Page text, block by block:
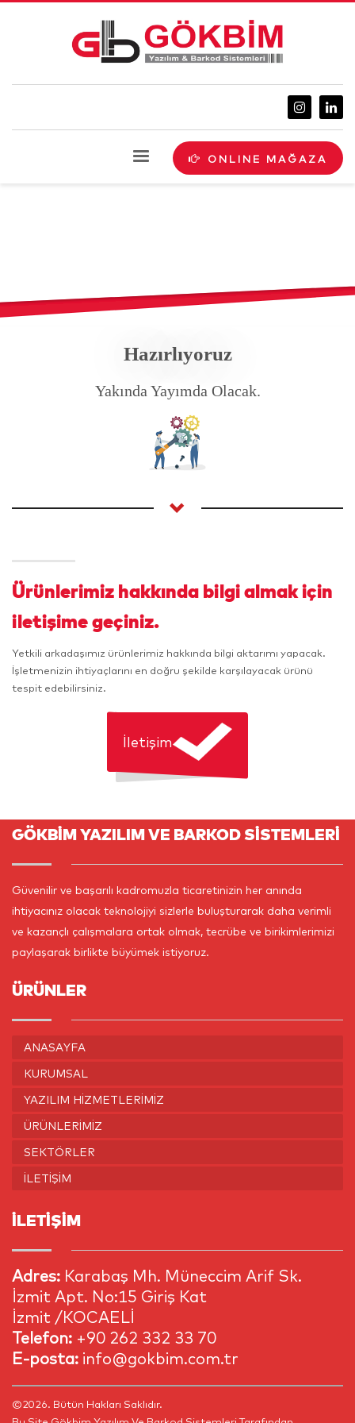
ONLINE MAĞAZA
Hazırlıyoruz
Yakında Yayımda Olacak.
Ürünlerimiz hakkında bilgi almak için
iletişime geçiniz.
Yetkili arkadaşımız ürünlerimiz hakkında bilgi aktarımı yapacak.
İşletmenizin ihtiyaçlarını en doğru şekilde karşılayacak ürünü
tespit edebilirsiniz.
İletişim
GÖKBİM YAZILIM VE BARKOD SİSTEMLERİ
Güvenilir ve başarılı kadromuzla ticaretinizin her anında
ihtiyacınız olacak teknolojiyi sizlerle buluşturarak daha verimli
ve kazançlı çalışmalara ortak olmak, tecrübe ve birikimlerimizi
paylaşarak birlikte büyümek istiyoruz.
ÜRÜNLER
ANASAYFA
KURUMSAL
YAZILIM HIZMETLERIMIZ
ÜRÜNLERIMIZ
SEKTÖRLER
İLETIŞIM
İLETİŞİM
Adres: Karabaş Mh. Müneccim Arif Sk.
İzmit Apt. No:15 Giriş Kat
İzmit /KOCAELİ
Telefon: +90 262 332 33 70
E-posta: info@gokbim.com.tr
©2026. Bütün Hakları Saklıdır.